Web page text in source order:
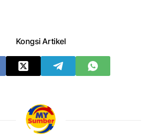
Kongsi Artikel